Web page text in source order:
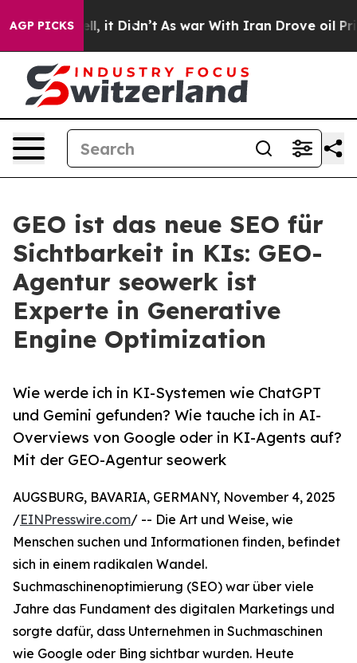
AGP PICKS
Well, it Didn’t As war With Iran Drove oil Prices
GEO ist das neue SEO für
Sichtbarkeit in KIs: GEO-
Agentur seowerk ist
Experte in Generative
Engine Optimization
Wie werde ich in KI-Systemen wie ChatGPT
und Gemini gefunden? Wie tauche ich in AI-
Overviews von Google oder in KI-Agents auf?
Mit der GEO-Agentur seowerk
AUGSBURG, BAVARIA, GERMANY, November 4, 2025
/EINPresswire.com/ -- Die Art und Weise, wie
Menschen suchen und Informationen finden, befindet
sich in einem radikalen Wandel.
Suchmaschinenoptimierung (SEO) war über viele
Jahre das Fundament des digitalen Marketings und
sorgte dafür, dass Unternehmen in Suchmaschinen
wie Google oder Bing sichtbar wurden. Heute